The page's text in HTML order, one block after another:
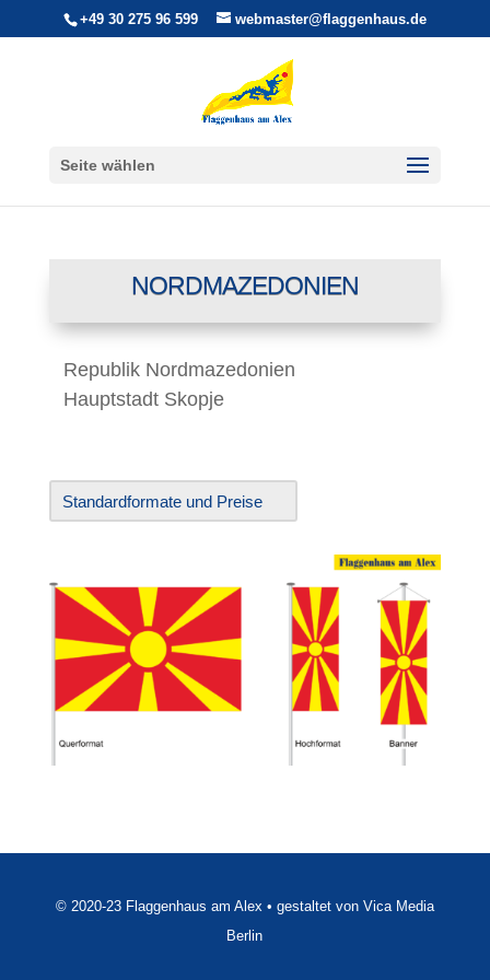
+49 30 275 96 599 webmaster@flaggenhaus.de
Seite wählen
NORDMAZEDONIEN
Republik Nordmazedonien
Hauptstadt Skopje
Standardformate und Preise
© 2020-23 Flaggenhaus am Alex • gestaltet von Vica Media
Berlin